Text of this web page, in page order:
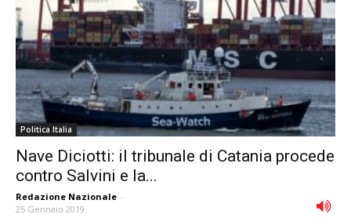
Politica Italia
Nave Diciotti: il tribunale di Catania procede
contro Salvini e la...
Redazione Nazionale -
25 Gennaio 2019